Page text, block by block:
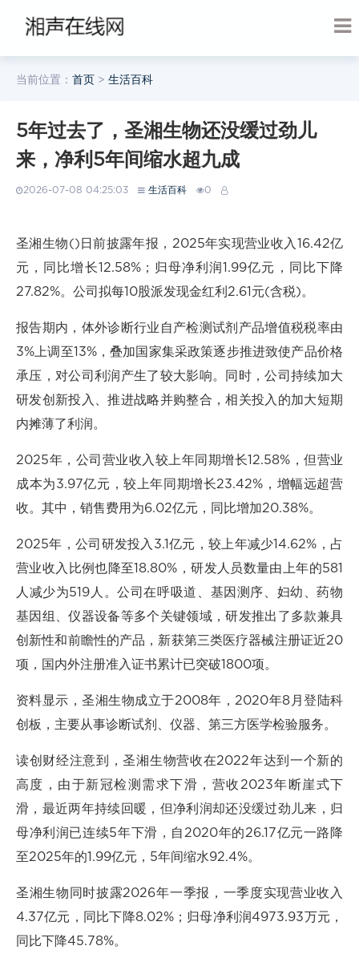
当前位置： 首页 > 生活百科
5年过去了，圣湘生物还没缓过劲儿
来，净利5年间缩水超九成
2026-07-08 04:25:03 生活百科 0
圣湘生物()日前披露年报，2025年实现营业收入16.42亿
元，同比增长12.58%；归母净利润1.99亿元，同比下降
27.82%。公司拟每10股派发现金红利2.61元(含税)。
报告期内，体外诊断行业自产检测试剂产品增值税税率由
3%上调至13%，叠加国家集采政策逐步推进致使产品价格
承压，对公司利润产生了较大影响。同时，公司持续加大
研发创新投入、推进战略并购整合，相关投入的加大短期
内摊薄了利润。
2025年，公司营业收入较上年同期增长12.58%，但营业
成本为3.97亿元，较上年同期增长23.42%，增幅远超营
收。其中，销售费用为6.02亿元，同比增加20.38%。
2025年，公司研发投入3.1亿元，较上年减少14.62%，占
营业收入比例也降至18.80%，研发人员数量由上年的581
人减少为519人。公司在呼吸道、基因测序、妇幼、药物
基因组、仪器设备等多个关键领域，研发推出了多款兼具
创新性和前瞻性的产品，新获第三类医疗器械注册证近20
项，国内外注册准入证书累计已突破1800项。
资料显示，圣湘生物成立于2008年，2020年8月登陆科
创板，主要从事诊断试剂、仪器、第三方医学检验服务。
读创财经注意到，圣湘生物营收在2022年达到一个新的
高度，由于新冠检测需求下滑，营收2023年断崖式下
滑，最近两年持续回暖，但净利润却还没缓过劲儿来，归
母净利润已连续5年下滑，自2020年的26.17亿元一路降
至2025年的1.99亿元，5年间缩水92.4%。
圣湘生物同时披露2026年一季报，一季度实现营业收入
4.37亿元，同比下降8.02%；归母净利润4973.93万元，
同比下降45.78%。